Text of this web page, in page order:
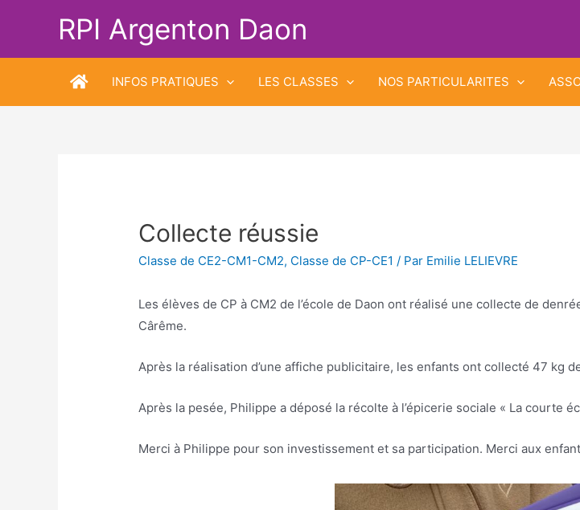
RPI Argenton Daon
INFOS PRATIQUES LES CLASSES NOS PARTICULARITES
Collecte réussie
Classe de CE2-CM1-CM2, Classe de CP-CE1 / Par Emilie LELIEVRE
Les élèves de CP à CM2 de l’école de Daon ont réalisé une collecte de
Cârême.
Après la réalisation d’une affiche publicitaire, les enfants ont collecté 47 kg
Après la pesée, Philippe a déposé la récolte à l’épicerie sociale « La courte
Merci à Philippe pour son investissement et sa participation. Merci aux